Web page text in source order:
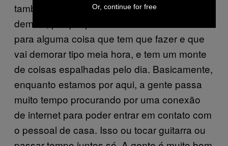
também é tipo, você não quer ir longe
demais, porque pode acabar se atrasando
para alguma coisa que tem que fazer e que
vai demorar tipo meia hora, e tem um monte
de coisas espalhadas pelo dia. Basicamente,
enquanto estamos por aqui, a gente passa
muito tempo procurando por uma conexão
de internet para poder entrar em contato com
o pessoal de casa. Isso ou tocar guitarra ou
Or, continue for free